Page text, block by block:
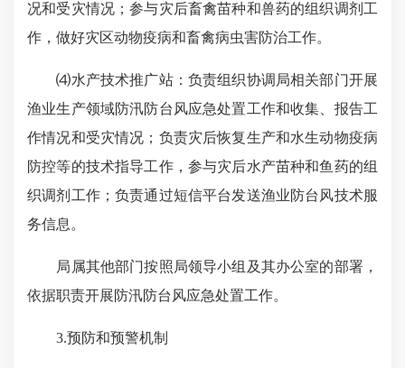
况和受灾情况；参与灾后畜禽苗种和兽药的组织调剂工
作，做好灾区动物疫病和畜禽病虫害防治工作。
⑷水产技术推广站：负责组织协调局相关部门开展
渔业生产领域防汛防台风应急处置工作和收集、报告工
作情况和受灾情况；负责灾后恢复生产和水生动物疫病
防控等的技术指导工作，参与灾后水产苗种和鱼药的组
织调剂工作；负责通过短信平台发送渔业防台风技术服
务信息。
局属其他部门按照局领导小组及其办公室的部署，
依据职责开展防汛防台风应急处置工作。
3.预防和预警机制